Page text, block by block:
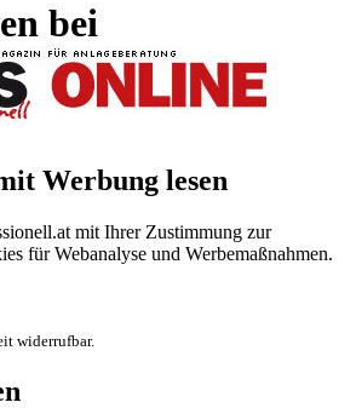
bei
Werbung lesen
mit Ihrer Zustimmung zur
für Webanalyse und Werbemaßnahmen.
widerrufbar.